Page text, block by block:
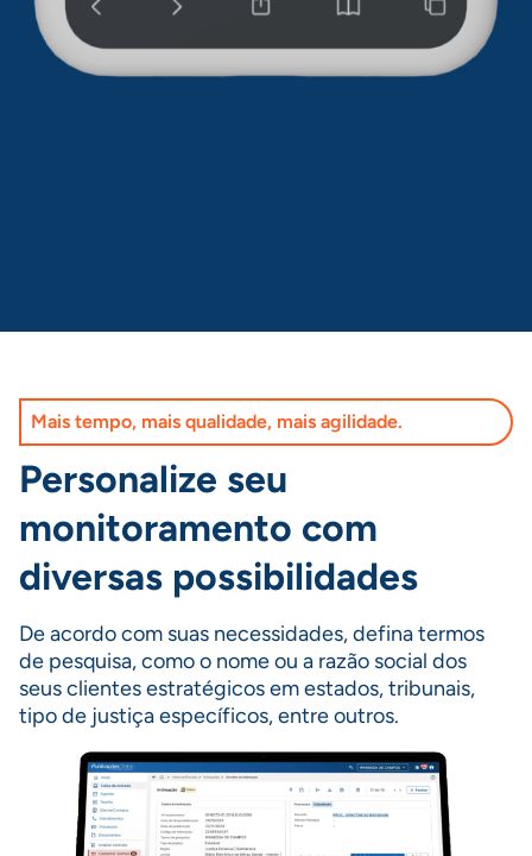
Mais tempo, mais qualidade, mais agilidade.
Personalize seu
monitoramento com
diversas possibilidades
De acordo com suas necessidades, defina termos
de pesquisa, como o nome ou a razão social dos
seus clientes estratégicos em estados, tribunais,
tipo de justiça específicos, entre outros.